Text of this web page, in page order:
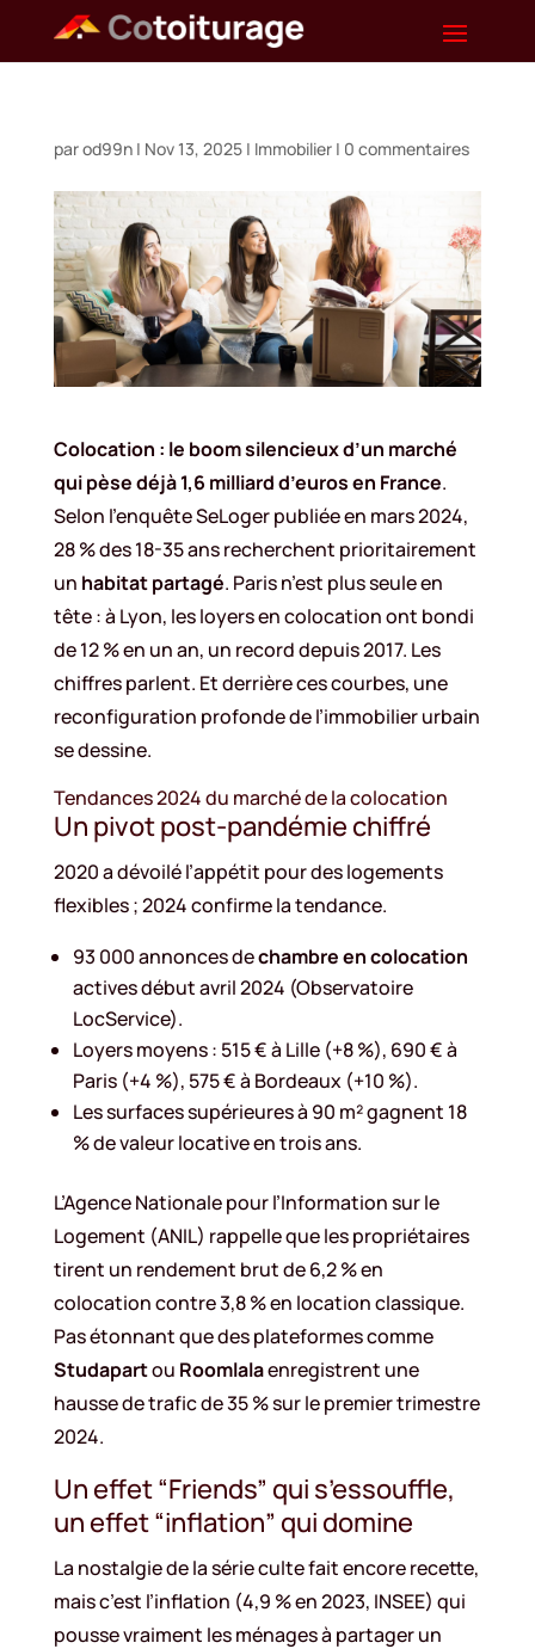
parod99n| Nov 13, 2025| Immobilier| 0 commentaires
Colocation : le boom silencieux d’un marché
qui pèse déjà 1,6 milliard d’euros en France.
Selon l’enquête SeLoger publiée en mars 2024,
28 % des 18-35 ans recherchent prioritairement
un habitat partagé. Paris n’est plus seule en
tête : à Lyon, les loyers en colocation ont bondi
de 12 % en un an, un record depuis 2017. Les
chiffres parlent. Et derrière ces courbes, une
reconfiguration profonde de l’immobilier urbain
se dessine.
Tendances 2024 du marché de la colocation
Un pivot post-pandémie chiffré
2020 a dévoilé l’appétit pour des logements
flexibles ; 2024 confirme la tendance.
93 000 annonces dechambre en colocation
actives début avril 2024 (Observatoire
LocService).
Loyers moyens : 515 € à Lille (+8 %), 690 € à
Paris (+4 %), 575 € à Bordeaux (+10 %).
Les surfaces supérieures à 90 m² gagnent 18
% de valeur locative en trois ans.
L’Agence Nationale pour l’Information sur le
Logement (ANIL) rappelle que les propriétaires
tirent un rendement brut de 6,2 % en
colocation contre 3,8 % en location classique.
Pas étonnant que des plateformes comme
Studapartou Roomlalaenregistrent une
hausse de trafic de 35 % sur le premier trimestre
2024.
Un effet “Friends” qui s’essouffle,
un effet “inflation” qui domine
La nostalgie de la série culte fait encore recette,
mais c’est l’inflation (4,9 % en 2023, INSEE) qui
pousse vraiment les ménages à partager un